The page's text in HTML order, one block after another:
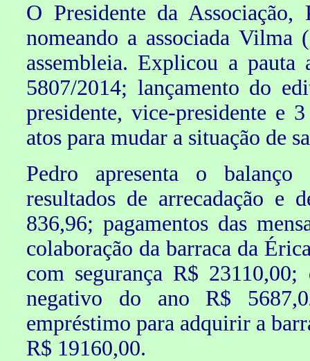
O Presidente da
nomeando a associada Vilma
assembleia. Explicou a
5807/2014; lançamento do
presidente, vice-presidente e
atos para mudar a situação de
Pedro apresenta o
resultados de arrecadação e
836,96; pagamentos das
colaboração da barraca da
com segurança R$ 23110,00;
negativo do ano R$
empréstimo para adquirir a
R$ 19160,00.